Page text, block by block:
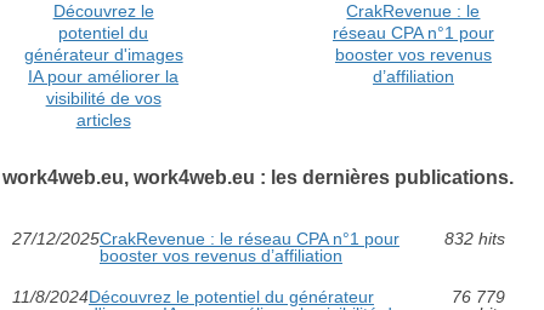
Découvrez le
potentiel du
générateur d'images
IA pour améliorer la
visibilité de vos
articles
CrakRevenue : le
réseau CPA n°1 pour
booster vos revenus
d’affiliation
work4web.eu, work4web.eu : les dernières publications.
27/12/2025CrakRevenue : le réseau CPA n°1 pour
booster vos revenus d’affiliation
832 hits
11/8/2024Découvrez le potentiel du générateur
76 779